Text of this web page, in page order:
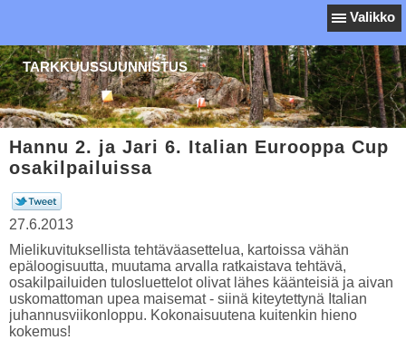
Valikko
TARKKUUSSUUNNISTUS
Hannu 2. ja Jari 6. Italian Eurooppa Cup
osakilpailuissa
27.6.2013
Mielikuvituksellista tehtäväasettelua, kartoissa vähän
epäloogisuutta, muutama arvalla ratkaistava tehtävä,
osakilpailuiden tulosluettelot olivat lähes käänteisiä ja aivan
uskomattoman upea maisemat - siinä kiteytettynä Italian
juhannusviikonloppu. Kokonaisuutena kuitenkin hieno
kokemus!